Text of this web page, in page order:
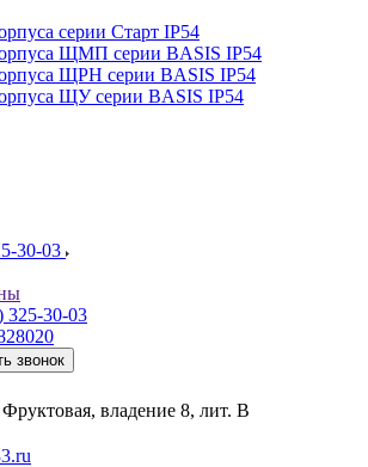
серии Старт IP54
ЩМП серии BASIS IP54
ЩРН серии BASIS IP54
ЩУ серии BASIS IP54
30-03
325-30-03
звонок
владение 8, лит. В